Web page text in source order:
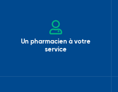
Un pharmacien à votre
service